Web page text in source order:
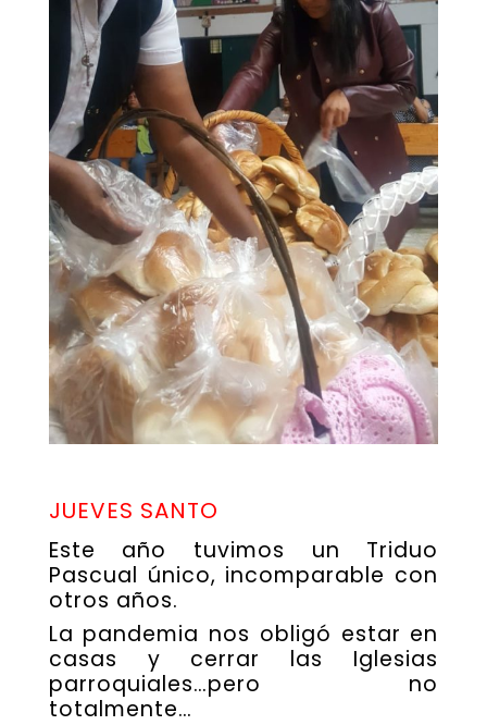
JUEVES SANTO
Este año tuvimos un Triduo
Pascual único, incomparable con
otros años.
La pandemia nos obligó estar en
casas y cerrar las Iglesias
parroquiales…pero no
totalmente…